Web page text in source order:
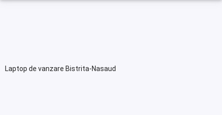
Laptop de vanzare Bistrita-Nasaud